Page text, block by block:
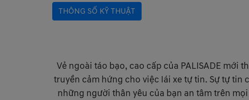
THÔNG SỐ KỸ THUẬT
Vẻ ngoài táo bạo, cao cấp của PALISADE
truyền cảm hứng cho việc lái xe tự tin. Sự tự
những người thân yêu của bạn an tâm trên